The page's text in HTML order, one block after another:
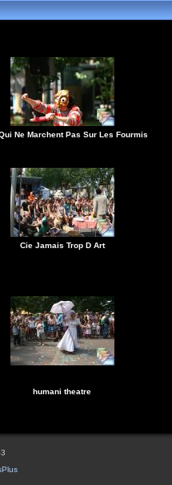
Ne Marchent Pas Sur Les Fourmis
Cie Jamais Trop D Art
humani theatre